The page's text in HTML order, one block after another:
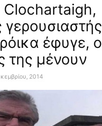
Clochartaigh,
έφυγε,
της μένουν
2014